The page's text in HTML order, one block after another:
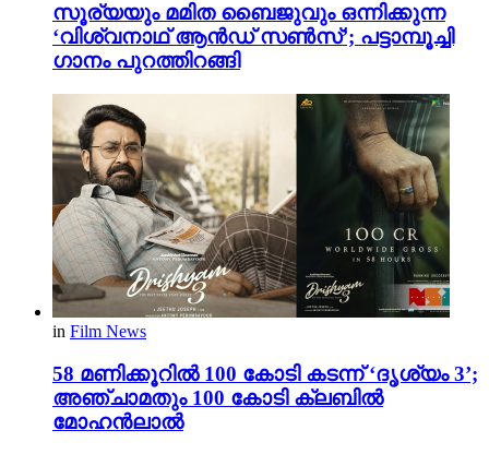
സൂര്യയും മമിത ബൈജുവും ഒന്നിക്കുന്ന
‘വിശ്വനാഥ് ആൻഡ് സൺസ്’; പട്ടാമ്പൂച്ചി
ഗാനം പുറത്തിറങ്ങി
in Film News
58 മണിക്കൂറിൽ 100 കോടി കടന്ന് ‘ദൃശ്യം 3’;
അഞ്ചാമതും 100 കോടി ക്ലബിൽ
മോഹൻലാൽ